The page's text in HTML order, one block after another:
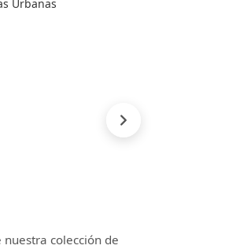
nuestra colección de